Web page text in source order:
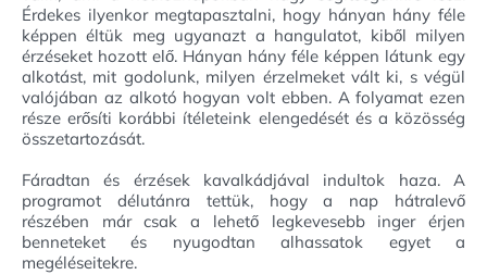
Érdekes ilyenkor megtapasztalni, hogy hányan hány féle
képpen éltük meg ugyanazt a hangulatot, kiből milyen
érzéseket hozott elő. Hányan hány féle képpen látunk egy
alkotást, mit godolunk, milyen érzelmeket vált ki, s végül
valójában az alkotó hogyan volt ebben. A folyamat ezen
része erősíti korábbi ítéleteink elengedését és a közösség
összetartozását.
Fáradtan és érzések kavalkádjával indultok haza. A
programot délutánra tettük, hogy a nap hátralevő
részében már csak a lehető legkevesebb inger érjen
benneteket és nyugodtan alhassatok egyet a
megéléseitekre.